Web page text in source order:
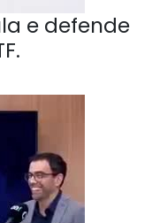
e defende